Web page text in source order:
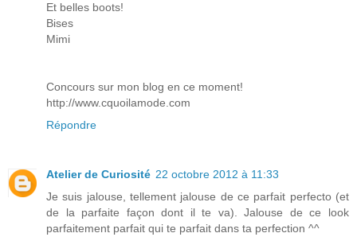
Et belles boots!
Bises
Mimi
Concours sur mon blog en ce moment!
http://www.cquoilamode.com
Répondre
Atelier de Curiosité 22 octobre 2012 à 11:33
Je suis jalouse, tellement jalouse de ce parfait perfecto (et
de la parfaite façon dont il te va). Jalouse de ce look
parfaitement parfait qui te parfait dans ta perfection ^^